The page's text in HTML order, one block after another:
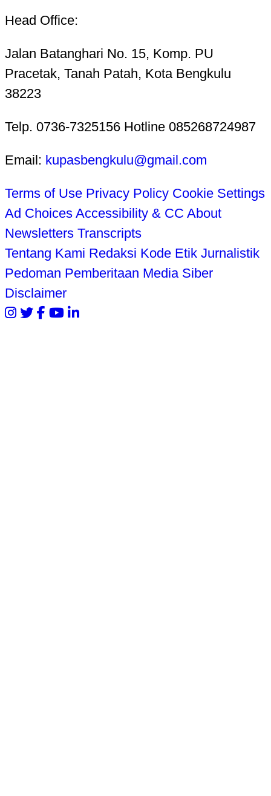
Head Office:
Jalan Batanghari No. 15, Komp. PU
Pracetak, Tanah Patah, Kota Bengkulu
38223
Telp. 0736-7325156 Hotline 085268724987
Email: kupasbengkulu@gmail.com
Terms of Use Privacy Policy Cookie Settings
Ad Choices Accessibility & CC About
Newsletters Transcripts
Tentang Kami Redaksi Kode Etik Jurnalistik
Pedoman Pemberitaan Media Siber
Disclaimer